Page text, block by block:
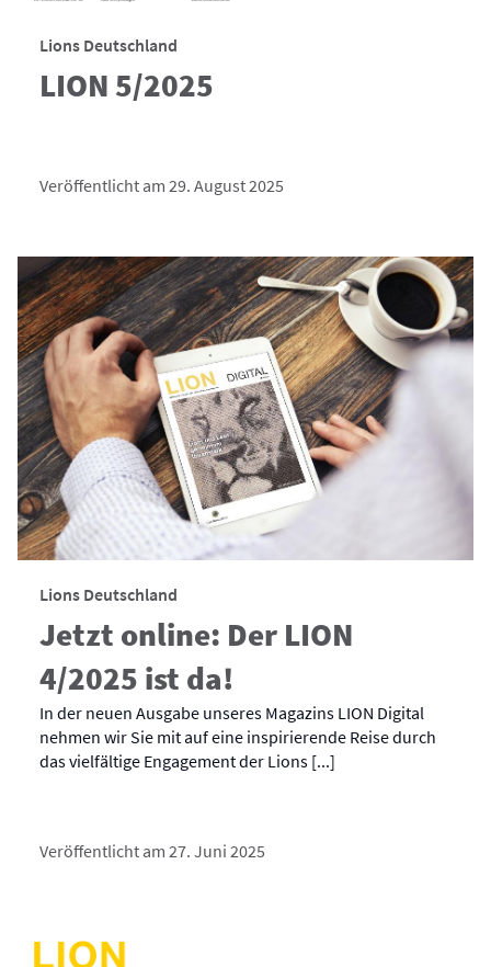
Lions Deutschland
LION 5/2025
Veröffentlicht am 29. August 2025
Lions Deutschland
Jetzt online: Der LION
4/2025 ist da!
In der neuen Ausgabe unseres Magazins LION Digital
nehmen wir Sie mit auf eine inspirierende Reise durch
das vielfältige Engagement der Lions [...]
Veröffentlicht am 27. Juni 2025